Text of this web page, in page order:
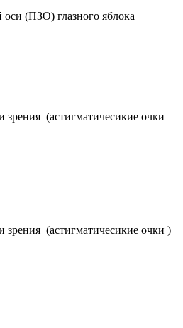
оси (ПЗО) глазного яблока
зрения (астигматичесикие очки
зрения (астигматичесикие очки )